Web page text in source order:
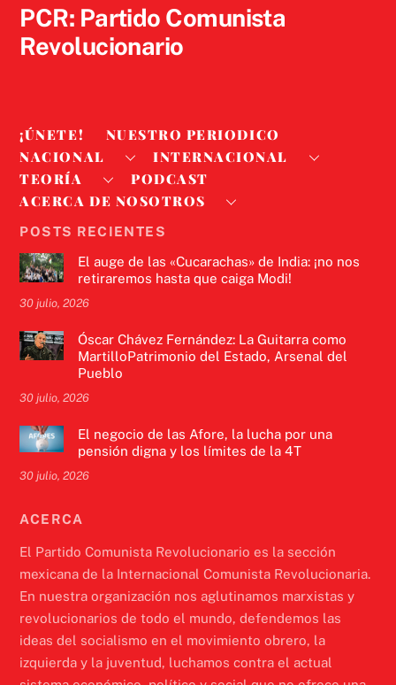
PCR: Partido Comunista
Revolucionario
¡ÚNETE!
NUESTRO PERIODICO
NACIONAL
INTERNACIONAL
TEORÍA
PODCAST
ACERCA DE NOSOTROS
POSTS RECIENTES
El auge de las «Cucarachas» de India: ¡no nos
retiraremos hasta que caiga Modi!
30 julio, 2026
Óscar Chávez Fernández: La Guitarra como
MartilloPatrimonio del Estado, Arsenal del
Pueblo
30 julio, 2026
El negocio de las Afore, la lucha por una
pensión digna y los límites de la 4T
30 julio, 2026
ACERCA
El Partido Comunista Revolucionario es la sección
mexicana de la Internacional Comunista Revolucionaria.
En nuestra organización nos aglutinamos marxistas y
revolucionarios de todo el mundo, defendemos las
ideas del socialismo en el movimiento obrero, la
izquierda y la juventud, luchamos contra el actual